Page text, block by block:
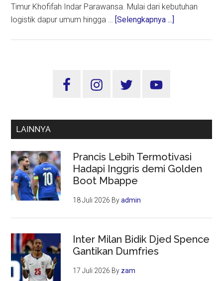
Timur Khofifah Indar Parawansa. Mulai dari kebutuhan
logistik dapur umum hingga … [Selengkapnya ...]
PTPN
Korban
Banjir
Sidebar
LAINNYA
Prancis Lebih Termotivasi
Hadapi Inggris demi Golden
Boot Mbappe
18 Juli 2026 Byadmin
Inter Milan Bidik Djed Spence
Gantikan Dumfries
17 Juli 2026 By zam